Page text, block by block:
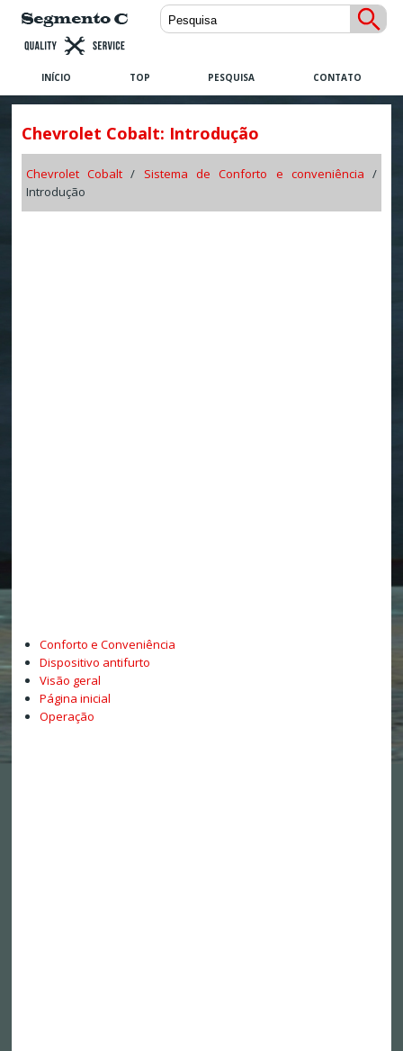
INÍCIO TOP PESQUISA CONTATO
Chevrolet Cobalt: Introdução
Chevrolet Cobalt / Sistema de Conforto e conveniência /
Introdução
Conforto e Conveniência
Dispositivo antifurto
Visão geral
Página inicial
Operação